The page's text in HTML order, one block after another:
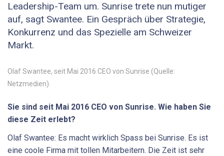
Leadership-Team um. Sunrise trete nun mutiger
auf, sagt Swantee. Ein Gespräch über Strategie,
Konkurrenz und das Spezielle am Schweizer
Markt.
Olaf Swantee, seit Mai 2016 CEO von Sunrise (Quelle:
Netzmedien).
Sie sind seit Mai 2016 CEO von Sunrise. Wie haben Sie
diese Zeit erlebt?
Olaf Swantee: Es macht wirklich Spass bei Sunrise. Es ist
eine coole Firma mit tollen Mitarbeitern. Die Zeit ist sehr